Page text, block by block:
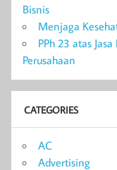
Bisnis
Menjaga
PPh 23 atas
Perusahaan
CATEGORIES
AC
Advertising